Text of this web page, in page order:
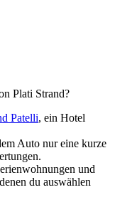
Plati Strand?
Patelli, ein Hotel
Auto nur eine kurze
und
du auswählen